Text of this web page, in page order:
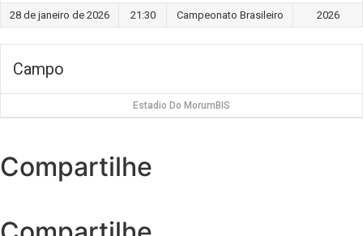
28 de janeiro de 2026 21:30 Campeonato Brasileiro 2026
Campo
Estadio Do MorumBIS
Compartilhe